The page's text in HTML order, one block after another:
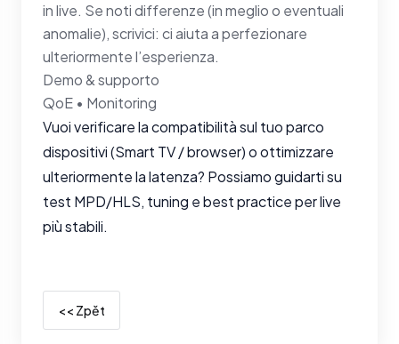
in live. Se noti differenze (in meglio o eventuali
anomalie), scrivici: ci aiuta a perfezionare
ulteriormente l’esperienza.
Demo & supporto
QoE • Monitoring
Vuoi verificare la compatibilità sul tuo parco
dispositivi (Smart TV / browser) o ottimizzare
ulteriormente la latenza? Possiamo guidarti su
test MPD/HLS, tuning e best practice per live
più stabili.
<< Zpět